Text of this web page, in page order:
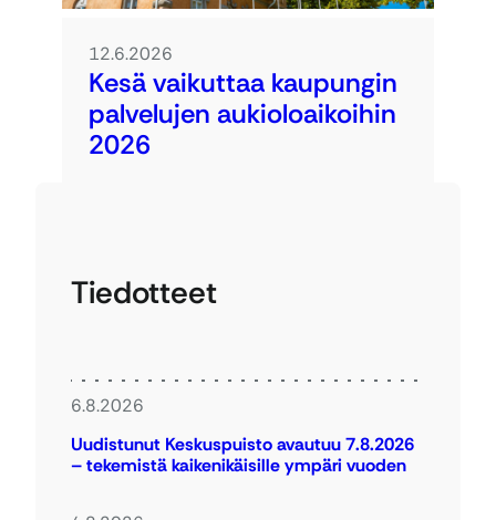
12.6.2026
Kesä vaikuttaa kaupungin
palvelujen aukioloaikoihin
2026
Tiedotteet
6.8.2026
Uudistunut Keskuspuisto avautuu 7.8.2026
– tekemistä kaikenikäisille ympäri vuoden